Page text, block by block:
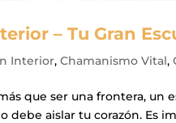
– Tu Gran
Interior,Chamanismo Vital,
que ser una frontera, un
debe aislar tu corazón.